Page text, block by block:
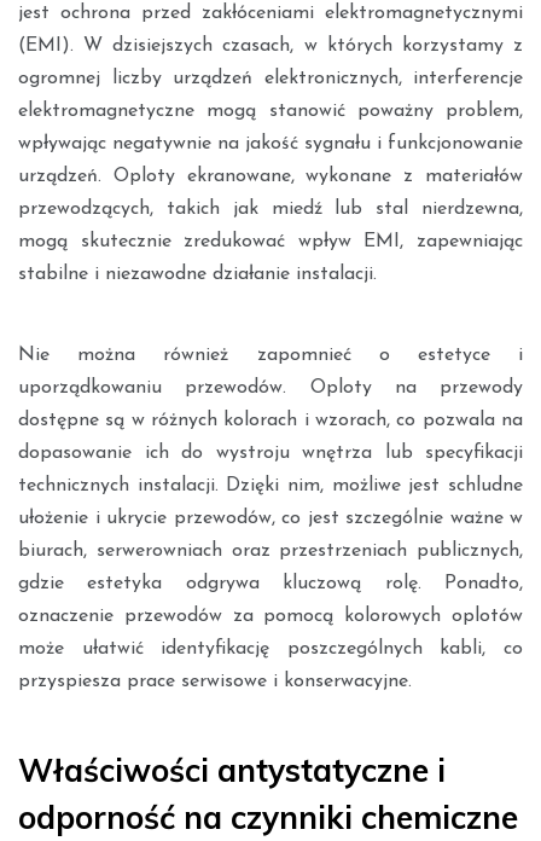
jest ochrona przed zakłóceniami elektromagnetycznymi
(EMI). W dzisiejszych czasach, w których korzystamy z
ogromnej liczby urządzeń elektronicznych, interferencje
elektromagnetyczne mogą stanowić poważny problem,
wpływając negatywnie na jakość sygnału i funkcjonowanie
urządzeń. Oploty ekranowane, wykonane z materiałów
przewodzących, takich jak miedź lub stal nierdzewna,
mogą skutecznie zredukować wpływ EMI, zapewniając
stabilne i niezawodne działanie instalacji.
Nie można również zapomnieć o estetyce i
uporządkowaniu przewodów. Oploty na przewody
dostępne są w różnych kolorach i wzorach, co pozwala na
dopasowanie ich do wystroju wnętrza lub specyfikacji
technicznych instalacji. Dzięki nim, możliwe jest schludne
ułożenie i ukrycie przewodów, co jest szczególnie ważne w
biurach, serwerowniach oraz przestrzeniach publicznych,
gdzie estetyka odgrywa kluczową rolę. Ponadto,
oznaczenie przewodów za pomocą kolorowych oplotów
może ułatwić identyfikację poszczególnych kabli, co
przyspiesza prace serwisowe i konserwacyjne.
Właściwości antystatyczne i
odporność na czynniki chemiczne